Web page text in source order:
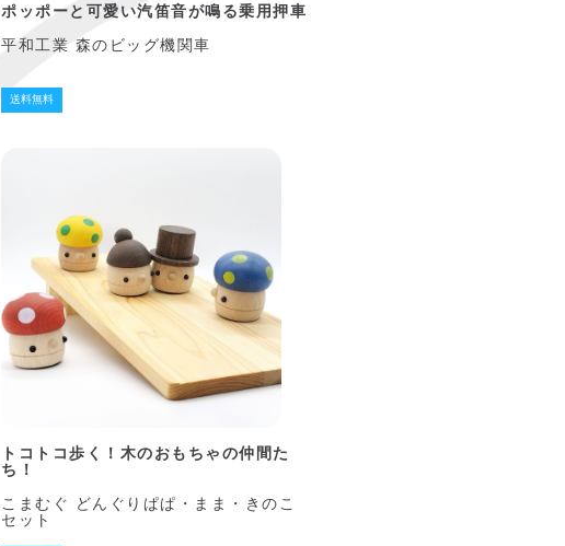
ポッポーと可愛い汽笛音が鳴る乗用押車
平和工業 森のビッグ機関車
送料無料
トコトコ歩く！木のおもちゃの仲間た
ち！
こまむぐ どんぐりぱぱ・まま・きのこ
セット